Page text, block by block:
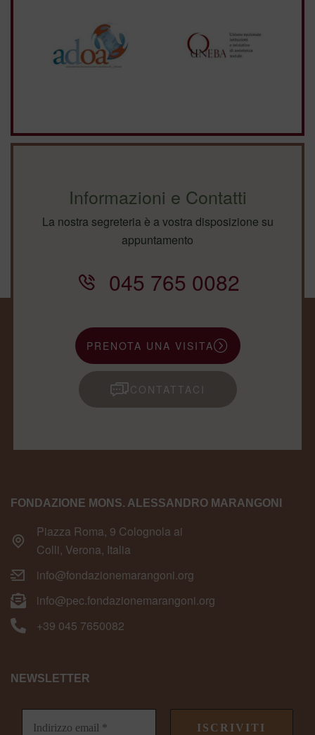
Informazioni e Contatti
La nostra segreteria è a vostra disposizione su
appuntamento
045 765 0082
PRENOTA UNA VISITA
CONTATTACI
FONDAZIONE MONS. ALESSANDRO MARANGONI
Piazza Roma, 9 Colognola ai
Colli, Verona, Italia
info@fondazionemarangoni.org
info@pec.fondazionemarangoni.org
+39 045 7650082
NEWSLETTER